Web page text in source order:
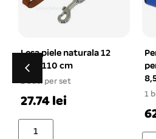
Perie-Tesala rotativa
pentru caini si pisici
8,5 cm
1 buc. per set